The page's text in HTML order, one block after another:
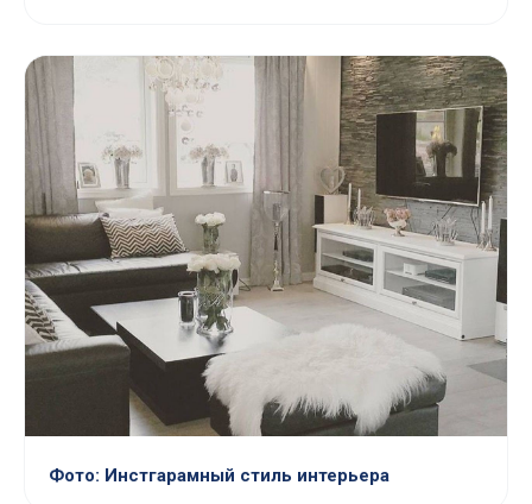
Фото: Инстгарамный стиль интерьера